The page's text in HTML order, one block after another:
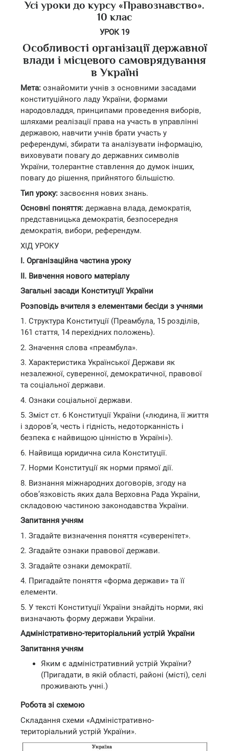
Усі уроки до курсу «Правознавство».
10 клас
УРОК 19
Особливості організації державної
влади і місцевого самоврядування
в Україні
Мета: ознайомити учнів з основними засадами
конституційного ладу України, формами
народовладдя, принципами проведення виборів,
шляхами реалізації права на участь в управлінні
державою, навчити учнів брати участь у
референдумі, збирати та аналізувати інформацію,
виховувати повагу до державних символів
України, толерантне ставлення до думок інших,
повагу до рішення, прийнятого більшістю.
Тип уроку: засвоєння нових знань.
Основні поняття: державна влада, демократія,
представницька демократія, безпосередня
демократія, вибори, референдум.
ХІД УРОКУ
I. Організаційна частина уроку
II. Вивчення нового матеріалу
Загальні засади Конституції України
Розповідь вчителя з елементами бесіди з учнями
1. Структура Конституції (Преамбула, 15 розділів,
161 стаття, 14 перехідних положень).
2. Значення слова «преамбула».
3. Характеристика Української Держави як
незалежної, суверенної, демократичної, правової
та соціальної держави.
4. Ознаки соціальної держави.
5. Зміст ст. 6 Конституції України («людина, її життя
і здоров’я, честь і гідність, недоторканність і
безпека є найвищою цінністю в Україні»).
6. Найвища юридична сила Конституції.
7. Норми Конституції як норми прямої дії.
8. Визнання міжнародних договорів, згоду на
обов’язковість яких дала Верховна Рада України,
складовою частиною законодавства України.
Запитання учням
1. Згадайте визначення поняття «суверенітет».
2. Згадайте ознаки правової держави.
3. Згадайте ознаки демократії.
4. Пригадайте поняття «форма держави» та її
елементи.
5. У тексті Конституції України знайдіть норми, які
визначають форму держави України.
Адміністративно-територіальний устрій України
Запитання учням
Яким є адміністративний устрій України?
(Пригадати, в якій області, районі (місті), селі
проживають учні.)
Робота зі схемою
Складання схеми «Адміністративно-
територіальний устрій України».